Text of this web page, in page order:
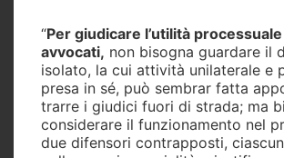
“Per giudicare l’utilità
avvocati, non bisogna guardare il
isolato, la cui attività unilaterale e
presa in sé, può sembrar fatta
trarre i giudici fuori di strada; ma
considerare il funzionamento nel
due difensori contrapposti,